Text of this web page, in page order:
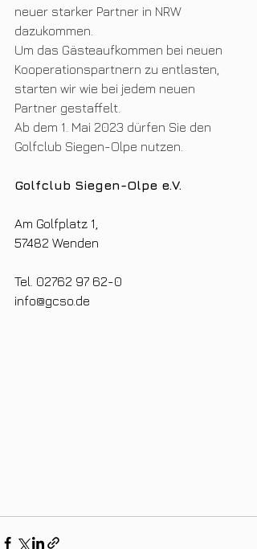
neuer starker Partner in NRW
dazukommen.
Um das Gästeaufkommen bei neuen
Kooperationspartnern zu entlasten,
starten wir wie bei jedem neuen
Partner gestaffelt.
Ab dem 1. Mai 2023 dürfen Sie den
Golfclub Siegen-Olpe nutzen.
Golfclub Siegen-Olpe e.V.
Am Golfplatz 1,
57482 Wenden
Tel. 02762 97 62-0
info@gcso.de